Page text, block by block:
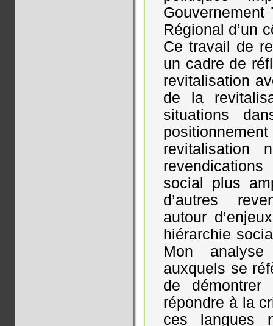
Gouvernement
Régional d’un
Ce travail de
un cadre de
revitalisation
de la
situations
revitalisation
social plus
d’autres
autour
hiérarchie
Mon
auxquels se
de
répondre à la
ces langues